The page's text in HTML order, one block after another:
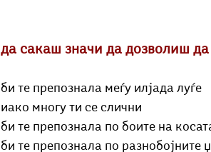
да сакаш значи да дозволиш
би те препознала меѓу илјада луѓе
иако многу ти се слични
би те препознала по боите на
би те препознала по разнобојните